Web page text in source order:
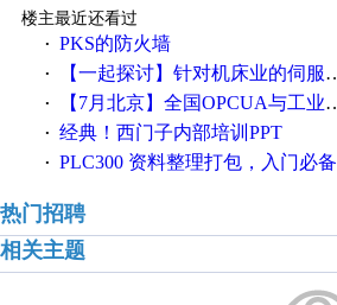
楼主最近还看过
· PKS的防火墙
· 【一起探讨】针对机床业的伺服系统发展，您的期望是什么？
· 【7月北京】全国OPCUA与工业互联技术培训班通知！
· 经典！西门子内部培训PPT
· PLC300 资料整理打包，入门必备
热门招聘
相关主题